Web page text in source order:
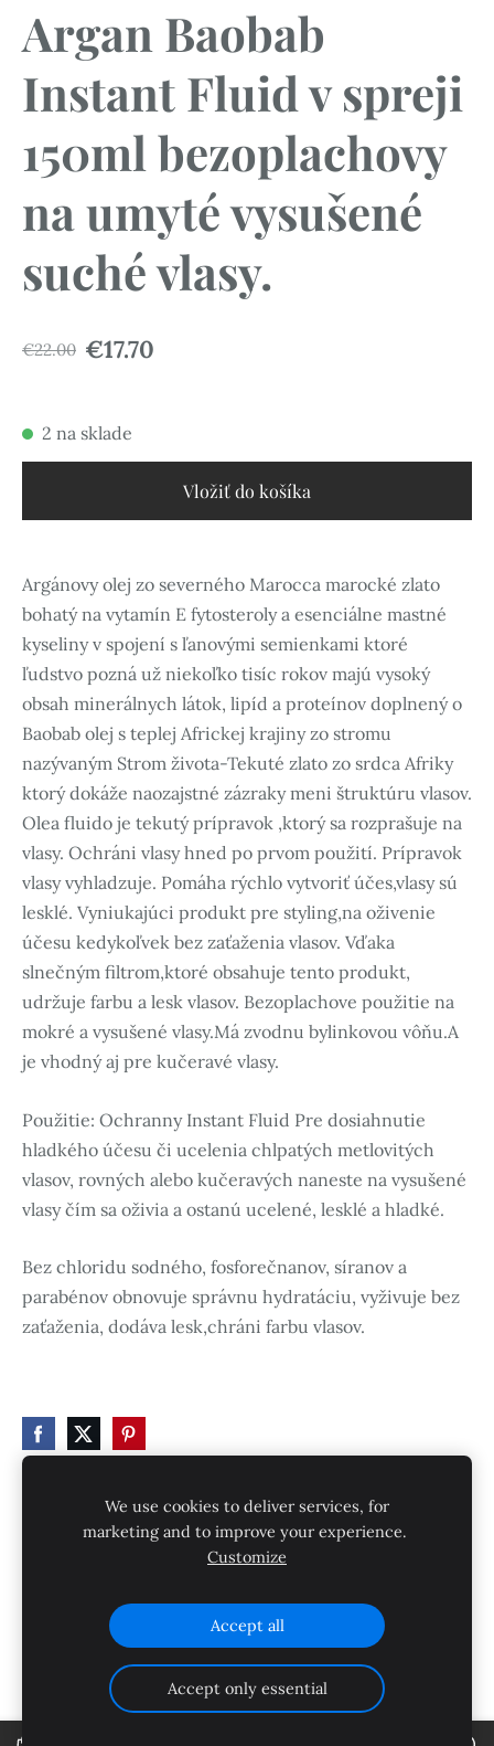
Argan Baobab
Instant Fluid v spreji
150ml bezoplachovy
na umyté vysušené
suché vlasy.
€22.00 €17.70
2 na sklade
Vložiť do košíka
Argánovy olej zo severného Marocca marocké zlato
bohatý na vytamín E fytosteroly a esenciálne mastné
kyseliny v spojení s ľanovými semienkami ktoré
ľudstvo pozná už niekoľko tisíc rokov majú vysoký
obsah minerálnych látok, lipíd a proteínov doplnený o
Baobab olej s teplej Africkej krajiny zo stromu
nazývaným Strom života-Tekuté zlato zo srdca Afriky
ktorý dokáže naozajstné zázraky meni štruktúru vlasov.
Olea fluido je tekutý prípravok ,ktorý sa rozprašuje na
vlasy. Ochráni vlasy hned po prvom použití. Prípravok
vlasy vyhladzuje. Pomáha rýchlo vytvoriť účes,vlasy sú
lesklé. Vyniukajúci produkt pre styling,na oživenie
účesu kedykoľvek bez zaťaženia vlasov. Vďaka
slnečným filtrom,ktoré obsahuje tento produkt,
udržuje farbu a lesk vlasov. Bezoplachove použitie na
mokré a vysušené vlasy.Má zvodnu bylinkovou vôňu.A
je vhodný aj pre kučeravé vlasy.
Použitie: Ochranny Instant Fluid Pre dosiahnutie
hladkého účesu či ucelenia chlpatých metlovitých
vlasov, rovných alebo kučeravých naneste na vysušené
vlasy čím sa oživia a ostanú ucelené, lesklé a hladké.
Bez chloridu sodného, fosforečnanov, síranov a
parabénov obnovuje správnu hydratáciu, vyživuje bez
zaťaženia, dodáva lesk,chráni farbu vlasov.
Súbory cookie
Vytvorené cezMozello.
We use cookies to deliver services, for
marketing and to improve your experience.
Customize
Accept all
Accept only essential